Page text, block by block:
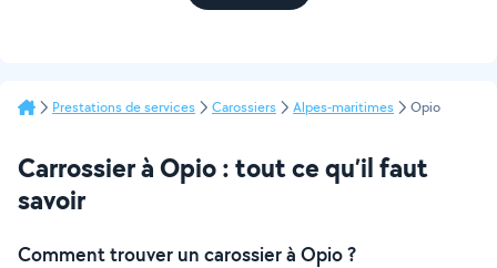
Prestations de services Carossiers Alpes-maritimes Opio
Carrossier à Opio : tout ce qu’il faut
savoir
Comment trouver un carossier à Opio ?